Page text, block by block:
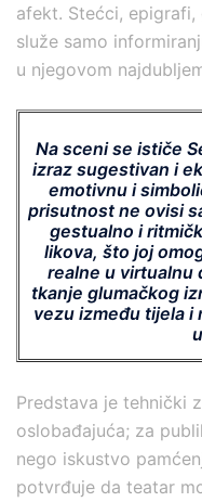
afekt. Stećci,
služe samo
u njegovom
Na sceni se ističe
izraz sugestivan i
emotivnu i
prisutnost ne ovisi
gestualno i
likova, što joj
realne u virtualnu
tkanje glumačkog
vezu između tijela i
Predstava je tehnički
oslobađajuća; za
nego iskustvo
potvrđuje da teatar